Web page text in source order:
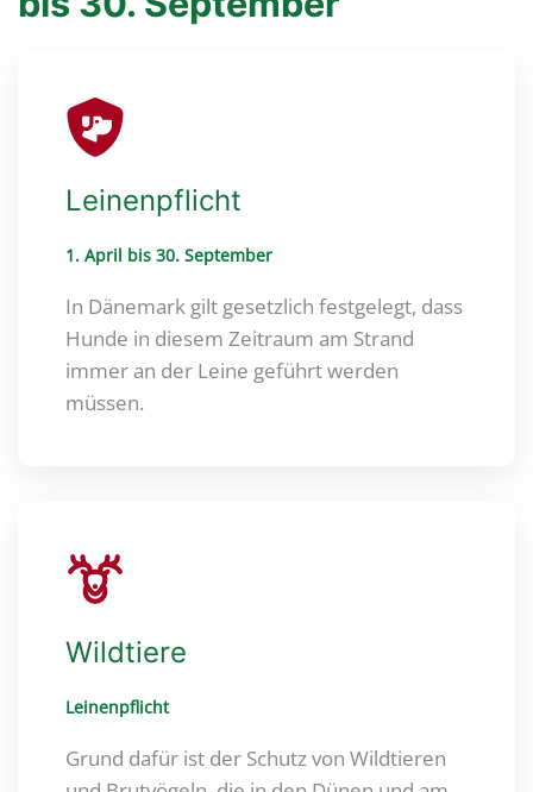
Leinenpflicht
1. April bis 30. September
In Dänemark gilt gesetzlich festgelegt, dass
Hunde in diesem Zeitraum am Strand
immer an der Leine geführt werden
müssen.
Wildtiere
Leinenpflicht
Grund dafür ist der Schutz von Wildtieren